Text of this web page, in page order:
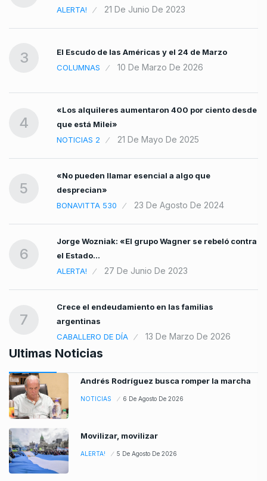
ALERTA!
21 De Junio De 2023
3
El Escudo de las Américas y el 24 de Marzo
COLUMNAS
10 De Marzo De 2026
4
«Los alquileres aumentaron 400 por ciento desde
que está Milei»
NOTICIAS 2
21 De Mayo De 2025
5
«No pueden llamar esencial a algo que
desprecian»
BONAVITTA 530
23 De Agosto De 2024
6
Jorge Wozniak: «El grupo Wagner se rebeló contra
el Estado…
ALERTA!
27 De Junio De 2023
7
Crece el endeudamiento en las familias
argentinas
CABALLERO DE DÍA
13 De Marzo De 2026
Ultimas Noticias
Andrés Rodríguez busca romper la marcha
NOTICIAS 6 De Agosto De 2026
Movilizar, movilizar
ALERTA! 5 De Agosto De 2026